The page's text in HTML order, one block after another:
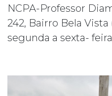
NCPA-Professor
242, Bairro Bela
segunda a sexta- feira